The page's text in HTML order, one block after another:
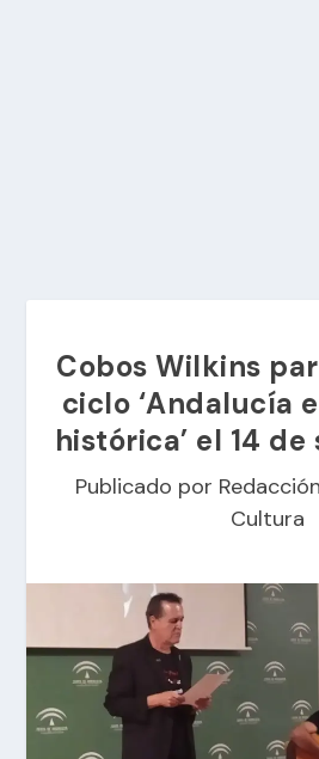
Cobos Wilkins
ciclo ‘Andalucía
histórica’ el 14
Publicado por Redacción
Cultura